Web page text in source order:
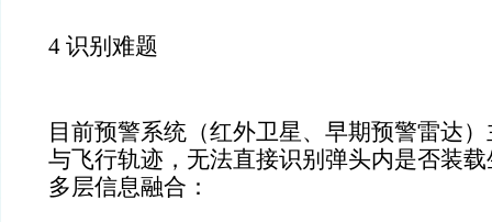
4 识别难题
目前预警系统（红外卫星、早期预警雷达
与飞行轨迹，无法直接识别弹头内是否装
多层信息融合：